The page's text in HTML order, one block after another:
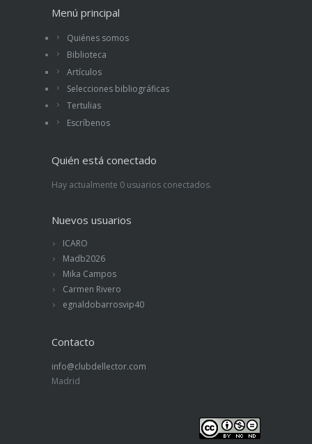
Menú principal
Quiénes somos
Biblioteca
Artículos
Selecciones bibliográficas
Tertulias
Escríbenos
Quién está conectado
Hay actualmente 0 usuarios conectados.
Nuevos usuarios
ICARO
Madb2026
Mika Campos
Carmen Rivero
egnaldobarrosvip40
Contacto
info@clubdellector.com
Madrid